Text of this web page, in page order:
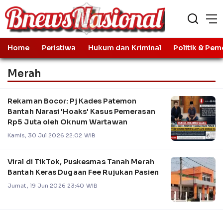
Home Peristiwa Hukum dan Kriminal Politik &
Merah
Rekaman Bocor: Pj Kades Patemon
Bantah Narasi 'Hoaks' Kasus Pemerasan
Rp5 Juta oleh Oknum Wartawan
Kamis, 30 Jul 2026 22:02 WIB
Viral di TikTok, Puskesmas Tanah Merah
Bantah Keras Dugaan Fee Rujukan Pasien
Jumat, 19 Jun 2026 23:40 WIB